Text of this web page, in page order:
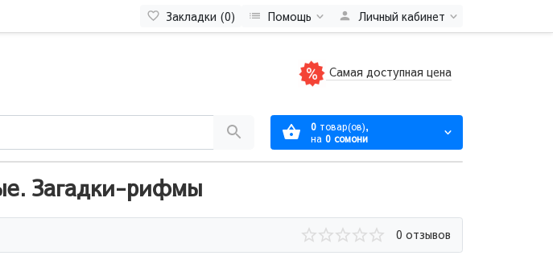
Закладки (0) Помощь Личный кабинет
Самая доступная цена
0 товар(ов),
на 0 сомони
Загадки-рифмы
0 отзывов